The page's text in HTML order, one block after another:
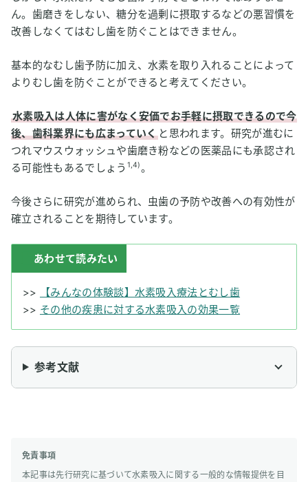
ん。歯磨きをしない、糖分を過剰に摂取するなどの悪習慣を
改善しなくてはむし歯を防ぐことはできません。
基本的なむし歯予防に加え、水素を取り入れることによって
よりむし歯を防ぐことができると考えてください。
水素吸入は人体に害がなく安価でお手軽に摂取できるので今
後、歯科業界にも広まっていく と思われます。研究が進むに
つれマウスウォッシュや歯磨き粉などの医薬品にも承認され
る可能性もあるでしょう 1,4)。
今後さらに研究が進められ、虫歯の予防や改善への有効性が
確立されることを期待しています。
あわせて読みたい
>>
【みんなの体験談】水素吸入療法とむし歯
>> その他の疾患に対する水素吸入の効果一覧
参考文献
免責事項
本記事は先行研究に基づいて水素吸入に関する一般的な情報提供を目